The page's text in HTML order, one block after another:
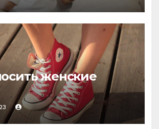
её рожать 6 раз,
женские